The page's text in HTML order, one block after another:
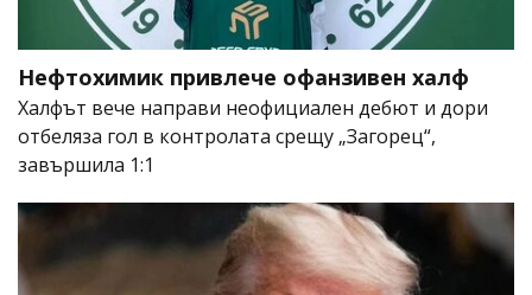
Нефтохимик привлече офанзивен халф
Халфът вече направи неофициален дебют и дори
отбеляза гол в контролата срещу „Загорец“,
завършила 1:1